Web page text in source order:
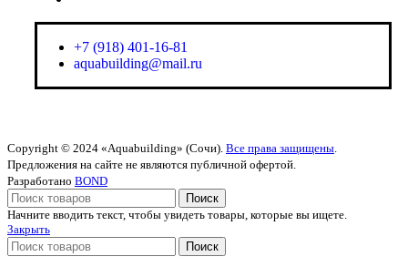
+7 (918) 401-16-81
aquabuilding@mail.ru
Copyright © 2024 «Aquabuilding» (Сочи). Все права защищены
Предложения на сайте не являются публичной офертой.
Разработано BOND
Поиск
Начните вводить текст, чтобы увидеть товары, которые вы ищете.
Закрыть
Поиск